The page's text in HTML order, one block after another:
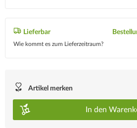
Lieferbar
Wie kommt es zum Lieferzeitraum?
Artikel merken
In den